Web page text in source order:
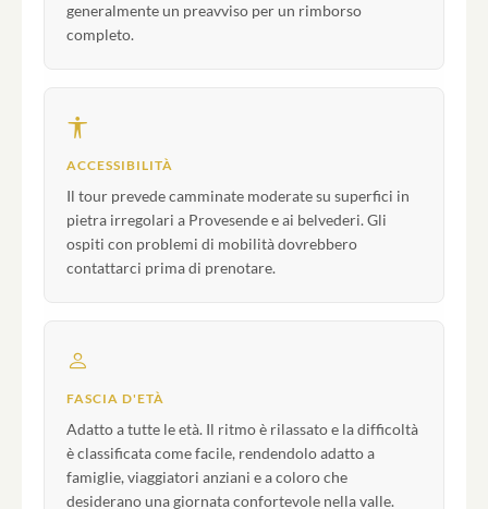
generalmente un preavviso per un rimborso
completo.
ACCESSIBILITÀ
Il tour prevede camminate moderate su superfici in
pietra irregolari a Provesende e ai belvederi. Gli
ospiti con problemi di mobilità dovrebbero
contattarci prima di prenotare.
FASCIA D'ETÀ
Adatto a tutte le età. Il ritmo è rilassato e la difficoltà
è classificata come facile, rendendolo adatto a
famiglie, viaggiatori anziani e a coloro che
desiderano una giornata confortevole nella valle.